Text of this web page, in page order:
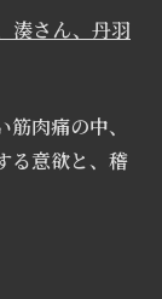
湊さん、 丹羽
肉痛の中、
る意欲と、稽